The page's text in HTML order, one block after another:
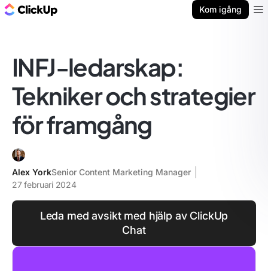
Kom igång
INFJ-ledarskap:
Tekniker och strategier
för framgång
Alex YorkSenior Content Marketing Manager
27 februari 2024
Leda med avsikt med hjälp av ClickUp
Chat